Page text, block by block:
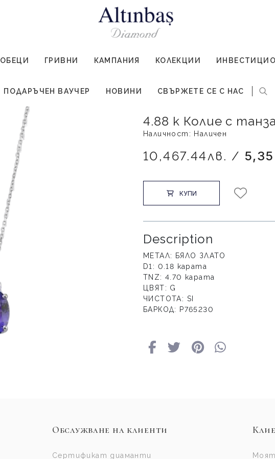
ОБЕЦИ ГРИВНИ КАМПАНИЯ КОЛЕКЦИИ
ПОДАРЪЧЕН ВАУЧЕР НОВИНИ СВЪРЖЕТЕ СЕ С НАС
4.88 к Колие с
Наличност: Наличен
10,467.44лв. /
КУПИ
Description
МЕТАЛ: БЯЛО ЗЛАТО
D1: 0.18 карата
TNZ: 4.70 карата
ЦВЯТ: G
ЧИСТОТА: SI
БАРКОД: Р765230
Обслужване на клиенти
Сертификат диаманти